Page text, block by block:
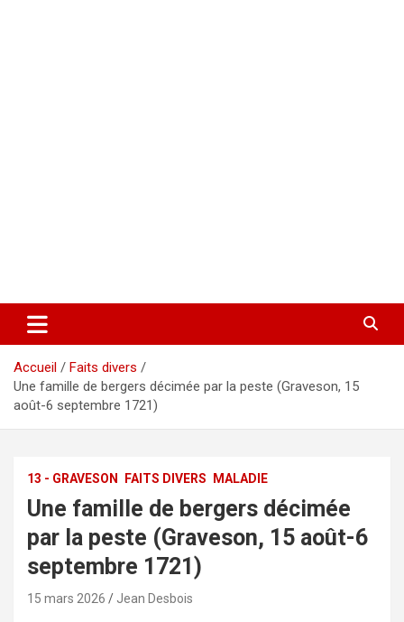
Accueil
Faits divers
Une famille de bergers décimée par la peste (Graveson, 15
août-6 septembre 1721)
13 - GRAVESON FAITS DIVERS MALADIE
Une famille de bergers décimée
par la peste (Graveson, 15 août-6
septembre 1721)
15 mars 2026 Jean Desbois